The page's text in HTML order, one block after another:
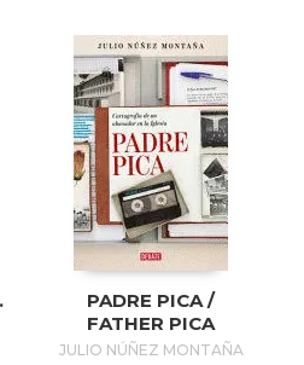
PADRE PICA /
FATHER PICA
JULIO NÚÑEZ MONTAÑA